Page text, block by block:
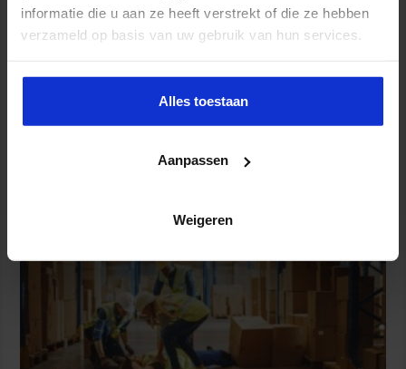
informatie die u aan ze heeft verstrekt of die ze hebben
verzameld op basis van uw gebruik van hun services.
Alles toestaan
Aanpassen
Weigeren
Partijen maken afspraken over betere hulp en
bescherming voor kinderen en gezinnen